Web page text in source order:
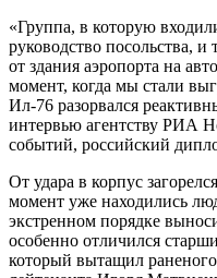
«Группа, в которую
руководство посольства, и
от здания аэропорта на
момент, когда мы стали
Ил-76 разорвался
интервью агентству РИА
событий, российский
От удара в корпус
момент уже находились
экстренном порядке
особенно отличился
который вытащил